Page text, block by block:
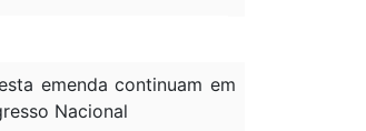
emenda continuam em
Nacional